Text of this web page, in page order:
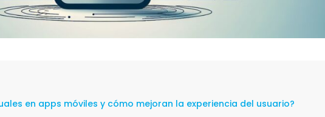
en apps móviles y cómo mejoran la experiencia del usuario?